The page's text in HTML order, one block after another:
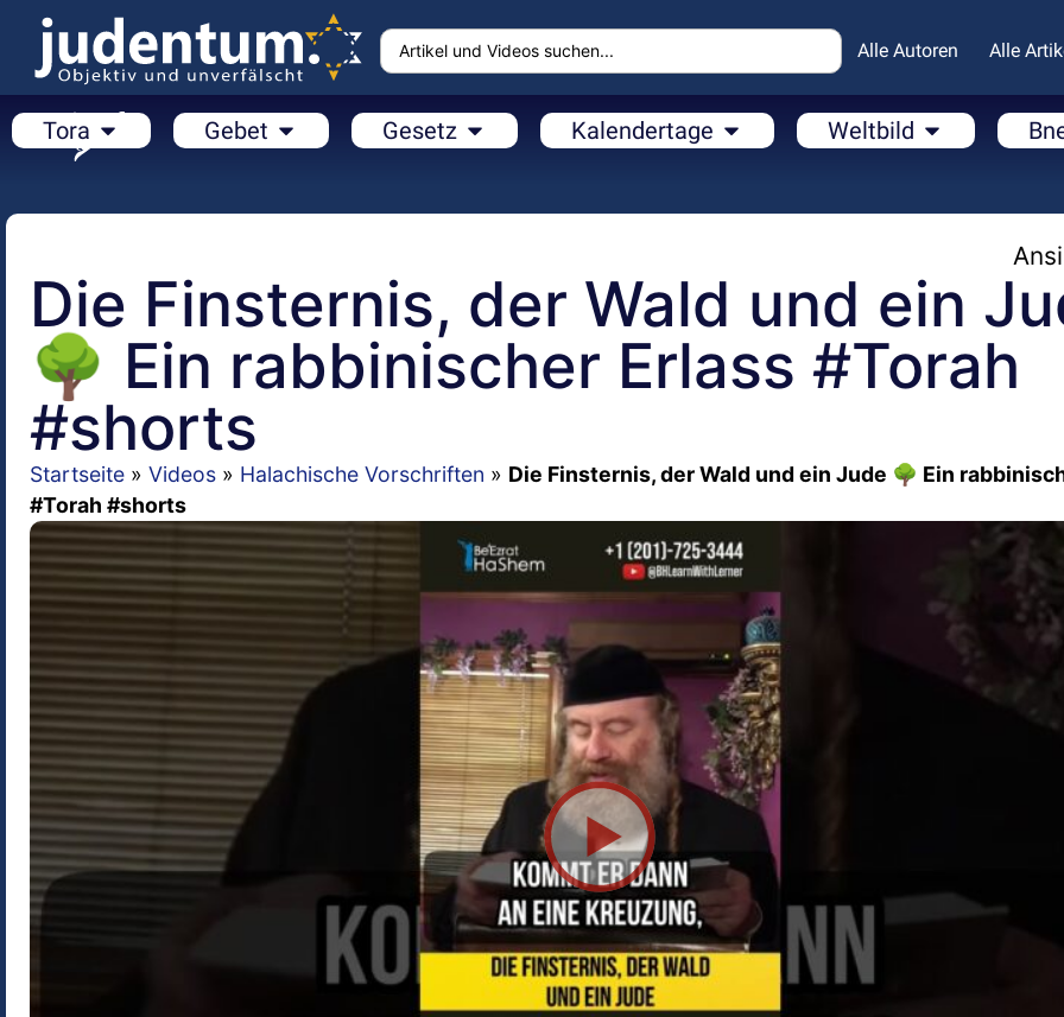
Alle Autoren Alle
Tora Gebet Gesetz Kalendertage Weltbild
Die Finsternis, der Wald und ein
🌳 Ein rabbinischer Erlass #Torah
#shorts
Startseite » Videos » Halachische Vorschriften » Die Finsternis, der Wald und ein Jude 🌳 Ein
#Torah #shorts